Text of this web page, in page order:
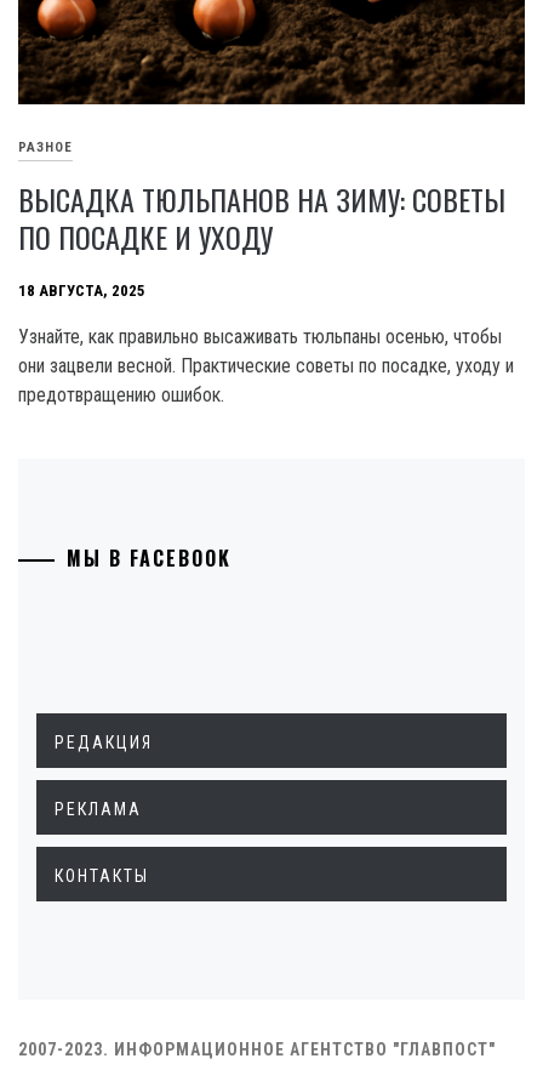
РАЗНОЕ
ВЫСАДКА ТЮЛЬПАНОВ НА ЗИМУ: СОВЕТЫ
ПО ПОСАДКЕ И УХОДУ
18 АВГУСТА, 2025
Узнайте, как правильно высаживать тюльпаны осенью, чтобы
они зацвели весной. Практические советы по посадке, уходу и
предотвращению ошибок.
МЫ В FACEBOOK
РЕДАКЦИЯ
РЕКЛАМА
КОНТАКТЫ
2007-2023. ИНФОРМАЦИОННОЕ АГЕНТСТВО "ГЛАВПОСТ"